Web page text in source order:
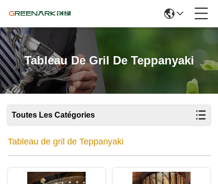
Tableau De Gril De Teppanyaki
Toutes Les Catégories
Tableau de gril de Teppanyaki